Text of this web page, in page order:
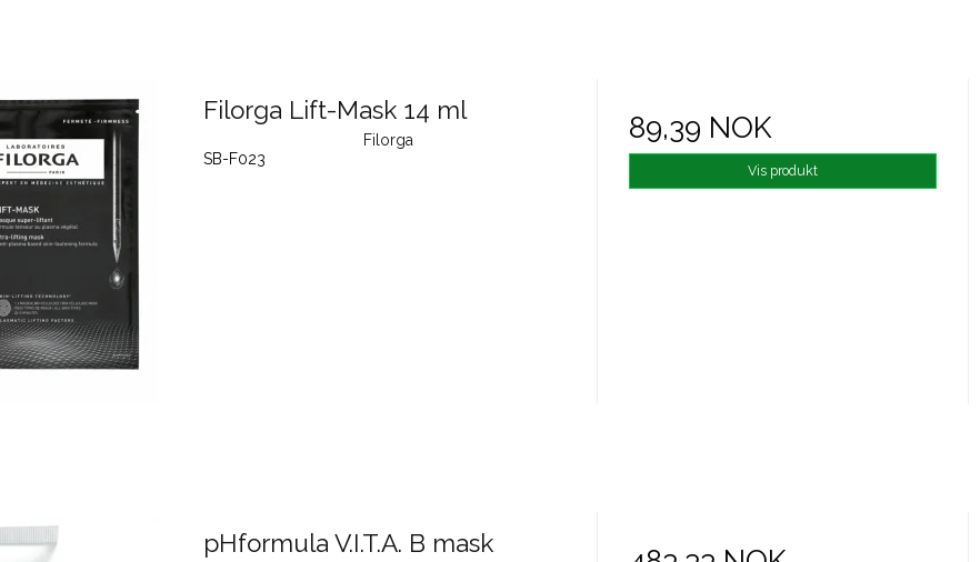
Filorga Lift-Mask 14 ml
Filorga
SB-F023
89,39 NOK
Vis produkt
pHformula V.I.T.A. B mask